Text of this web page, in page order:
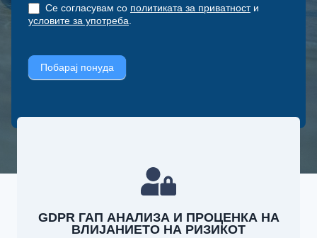
а
Се согласувам со политиката за приватности
условите за употреба.
Побарај понуда
n
,
GDPR ГАП АНАЛИЗА И ПРОЦЕНКА НА
ВЛИЈАНИЕТО НА РИЗИКОТ